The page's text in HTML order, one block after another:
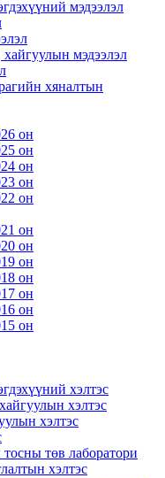
мэдээлэл
мэдээлэл
хяналтын
он
он
он
он
он
он
он
он
он
он
он
он
хэлтэс
хэлтэс
хэлтэс
төв лаборатори
хэлтэс